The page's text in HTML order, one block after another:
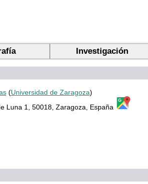
Investigación
(Universidad de Zaragoza)
Luna 1, 50018, Zaragoza, España